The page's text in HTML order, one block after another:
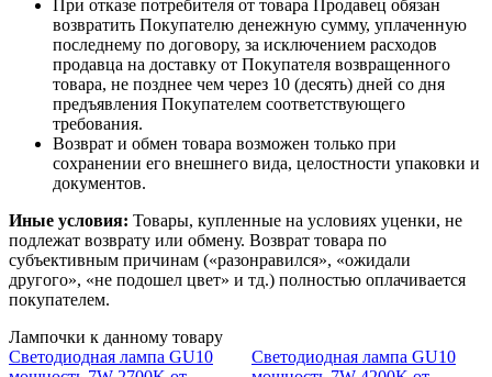
При отказе потребителя от товара Продавец обязан
возвратить Покупателю денежную сумму, уплаченную
последнему по договору, за исключением расходов
продавца на доставку от Покупателя возвращенного
товара, не позднее чем через 10 (десять) дней со дня
предъявления Покупателем соответствующего
требования.
Возврат и обмен товара возможен только при
сохранении его внешнего вида, целостности упаковки и
документов.
Иные условия: Товары, купленные на условиях уценки, не
подлежат возврату или обмену. Возврат товара по
субъективным причинам («разонравился», «ожидали
другого», «не подошел цвет» и тд.) полностью оплачивается
покупателем.
Лампочки к данному товару
Светодиодная лампа GU10
Светодиодная лампа GU10